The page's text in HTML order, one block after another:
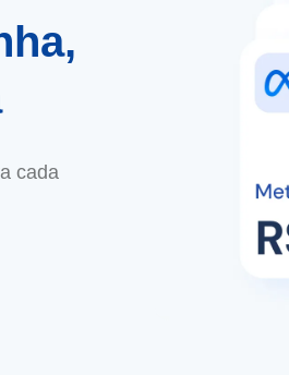
cada